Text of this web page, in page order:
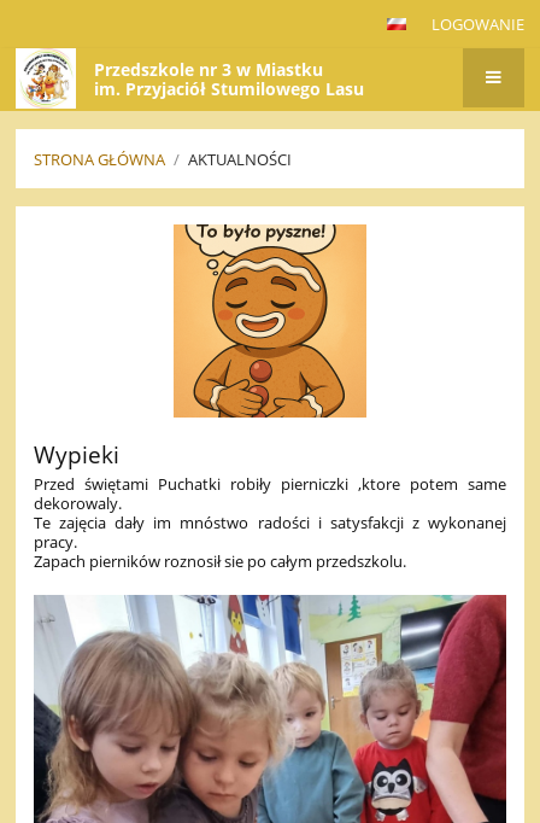
LOGOWANIE
Przedszkole nr 3 w Miastku
im. Przyjaciół Stumilowego Lasu
STRONA GŁÓWNA / AKTUALNOŚCI
AKTUALNOŚCI
Wypieki
Przed świętami Puchatki robiły pierniczki ,ktore potem same
dekorowaly.
Te zajęcia dały im mnóstwo radości i satysfakcji z wykonanej
pracy.
Zapach pierników roznosił sie po całym przedszkolu.